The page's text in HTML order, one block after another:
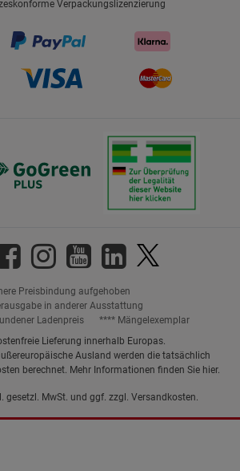
Verpackungslizenzierung
Preisbindung aufgehoben
in anderer Ausstattung
Ladenpreis
**** Mängelexemplar
Lieferung innerhalb Europas.
Ausland werden die tatsächlich
berechnet. Mehr Informationen finden Sie hier.
gesetzl. MwSt. und ggf. zzgl. Versandkosten.